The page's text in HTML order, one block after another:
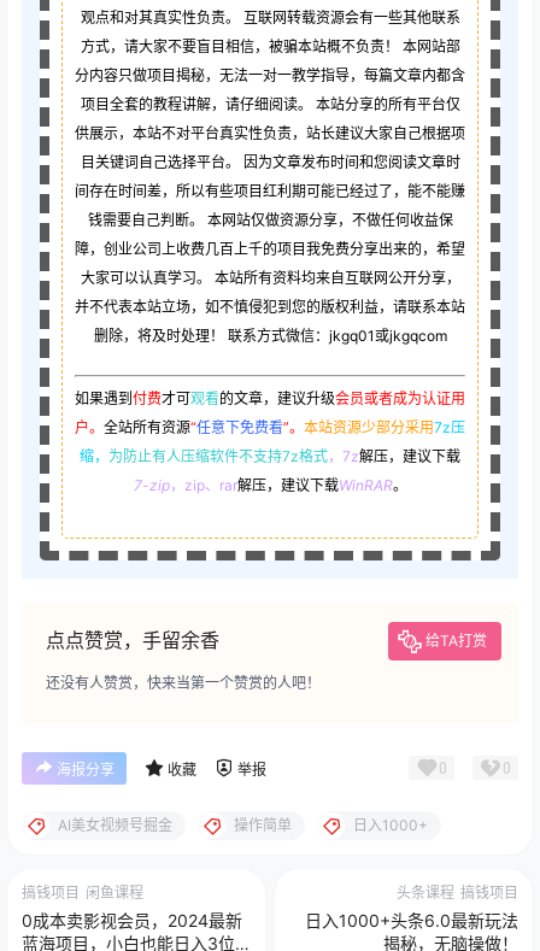
观点和对其真实性负责。 互联网转载资源会有一些其他联系
方式，请大家不要盲目相信，被骗本站概不负责！ 本网站部
分内容只做项目揭秘，无法一对一教学指导，每篇文章内都含
项目全套的教程讲解，请仔细阅读。 本站分享的所有平台仅
供展示，本站不对平台真实性负责，站长建议大家自己根据项
目关键词自己选择平台。 因为文章发布时间和您阅读文章时
间存在时间差，所以有些项目红利期可能已经过了，能不能赚
钱需要自己判断。 本网站仅做资源分享，不做任何收益保
障，创业公司上收费几百上千的项目我免费分享出来的，希望
大家可以认真学习。 本站所有资料均来自互联网公开分享，
并不代表本站立场，如不慎侵犯到您的版权利益，请联系本站
删除，将及时处理！ 联系方式微信：jkgq01或jkgqcom
如果遇到 付费才可观看的文章，建议升级会员或者成为认证用
户。 全站所有资源“任意下免费看”。 本站资源少部分采用7z压
缩， 为防止有人压缩软件不支持7z格式，7z解压，建议下载
7-zip，zip、rar解压，建议下载WinRAR。
点点赞赏，手留余香 给TA打赏
还没有人赞赏，快来当第一个赞赏的人吧！
海报分享 收藏 举报 0 0
AI美女视频号掘金 操作简单 日入1000+
搞钱项目 闲鱼课程
0成本卖影视会员，2024最新
蓝海项目，小白也能日入3位
头条课程 搞钱项目
日入1000+头条6.0最新玩法
揭秘，无脑操做！